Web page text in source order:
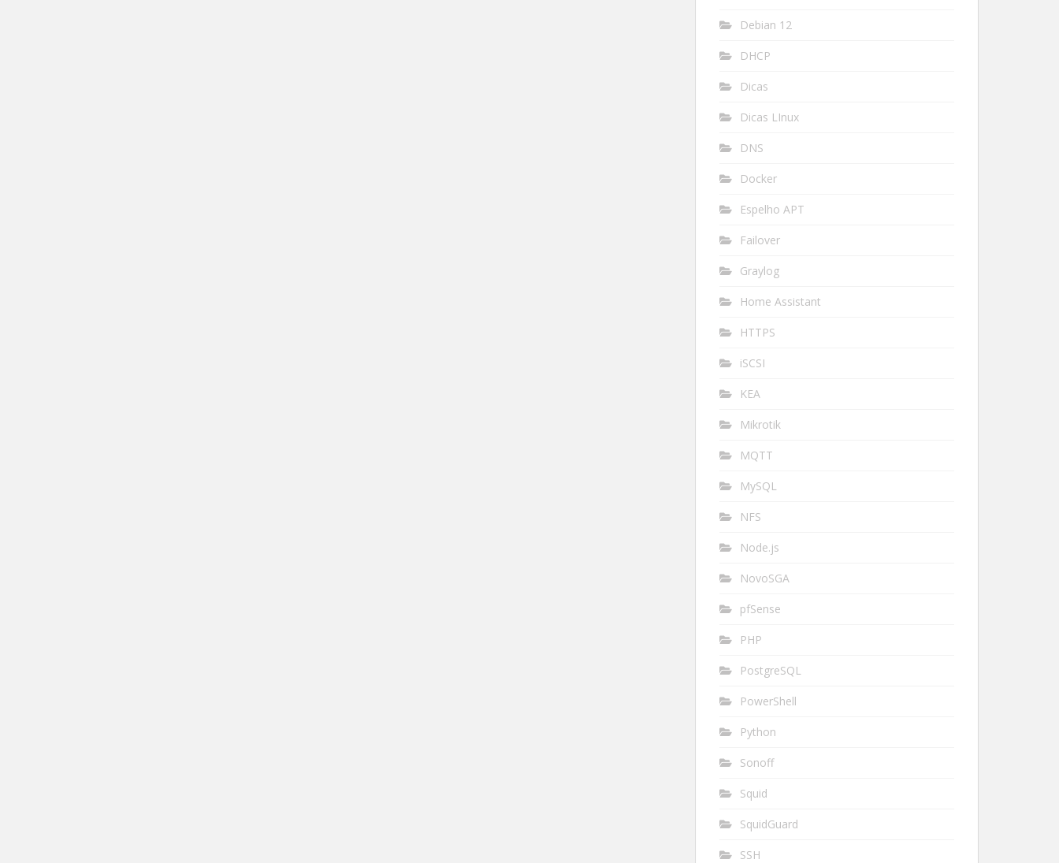
Debian 12
DHCP
Dicas
Dicas LInux
DNS
Docker
Espelho APT
Failover
Graylog
Home Assistant
HTTPS
iSCSI
KEA
Mikrotik
MQTT
MySQL
NFS
Node.js
NovoSGA
pfSense
PHP
PostgreSQL
PowerShell
Python
Sonoff
Squid
SquidGuard
SSH